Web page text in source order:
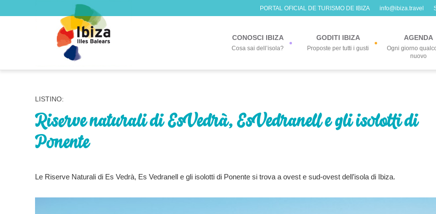
PORTAL OFICIAL DE TURISMO DE IBIZA info@ibiza.travel
CONOSCI IBIZA
Cosa sai dell’isola?
GODITI IBIZA
Proposte per tutti i gusti
AGENDA
Ogni giorno
nuovo
LISTINO:
Riserve naturali di Es Vedrà, Es Vedranell e gli isolotti di
Ponente
Le Riserve Naturali di Es Vedrà, Es Vedranell e gli isolotti di Ponente si trova a ovest e sud-ovest dell’isola di Ibiza.